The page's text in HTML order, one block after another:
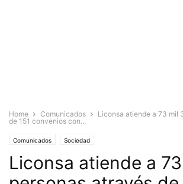
Home Comunicados
Liconsa atiende a 73 mil
de 151 convenios con...
Comunicados Sociedad
Liconsa atiende a